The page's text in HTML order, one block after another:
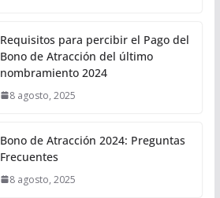
Requisitos para percibir el Pago del
Bono de Atracción del último
nombramiento 2024
8 agosto, 2025
Bono de Atracción 2024: Preguntas
Frecuentes
8 agosto, 2025